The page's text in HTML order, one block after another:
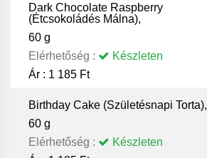
Dark Chocolate Raspberry
(Étcsokoládés Málna),
60 g
Elérhetőség :
Készleten
Ár : 1 185 Ft
Birthday Cake (Születésnapi Torta),
60 g
Elérhetőség :
Készleten